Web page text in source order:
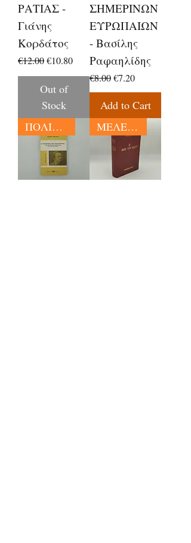
ΡΑΤΙΑΣ -
Γιάνης
Κορδάτος
Regular Price
€12.00Sale Price
€10.80
Out of
Stock
ΣΗΜΕΡΙΝΩΝ
ΕΥΡΩΠΑΙΩΝ
- Βασίλης
Ραφαηλίδης
Regular Price
€8.00Sale Price
€7.20
Add to Cart
ΠΟΛΙΤΙΚΗ
ΜΕΛΕΤΕΣ